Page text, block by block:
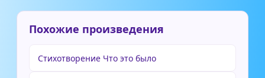
Похожие произведения
Стихотворение Что это было